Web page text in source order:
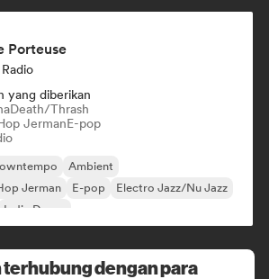
Porteuse
yang diberikan
Death/Thrash
JermanE-pop
Ambient
Jerman
E-pop
Electro Jazz/Nu Jazz
Indie Dance
terhubung dengan para